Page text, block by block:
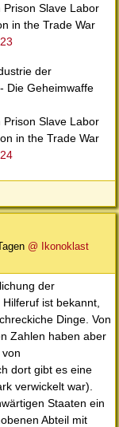
Prison Slave Labor
in the Trade War
der
Die Geheimwaffe
Prison Slave Labor
in the Trade War
@ Ikonoklast
der
ist bekannt,
Dinge. Von
Zahlen haben aber
dort gibt es eine
verwickelt war).
Staaten ein
Abteil mit